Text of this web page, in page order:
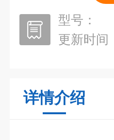
型号：
更新时间
详情介绍